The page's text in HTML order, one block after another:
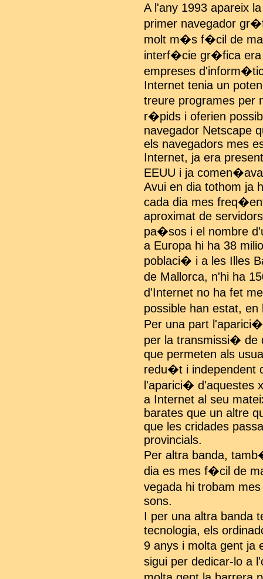
A l'any 1993 apareix
primer navegador
molt m�s f�cil de
interf�cie gr�fica
empreses
Internet tenia un
treure programes per
r�pids i oferien
navegador Netscape
els navegadors mes
Internet, ja era
EEUU i ja
Avui en dia tothom ja
cada dia mes
aproximat de
pa�sos i el nombre
a Europa hi ha 38
poblaci� i a les Illes
de Mallorca, n'hi ha
d'Internet no ha fet
possible han estat,
Per una part
per la transmissi� de
que permeten als
redu�t i independent
l'aparici� d'aquestes
a Internet al seu
barates que un altre
que les cridades
provincials.
Per altra banda,
dia es mes f�cil de
vegada hi trobam
sons.
I per una altra banda
tecnologia, els
9 anys i molta gent
sigui per dedicar-lo a